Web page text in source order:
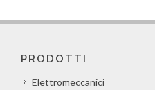
PRODOTTI
Elettromeccanici